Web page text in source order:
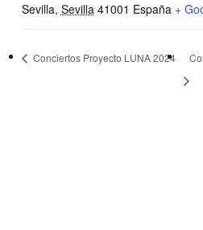
Sevilla, Sevilla 41001 España +
Conciertos Proyecto LUNA 2024